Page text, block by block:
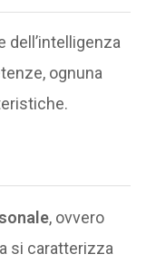
dell’intelligenza
ognuna
, ovvero
si caratterizza